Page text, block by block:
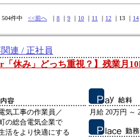
504件中 <<前へ ｜ 8 ｜ 9 ｜ 10 ｜ 11 ｜ 12 ｜13 ｜ 14
連 / 正社員
「休み」どっち重視？】残業月
気工事の作業員／
の総合電気企業で
活をより快適にする
月給 20万円 ～